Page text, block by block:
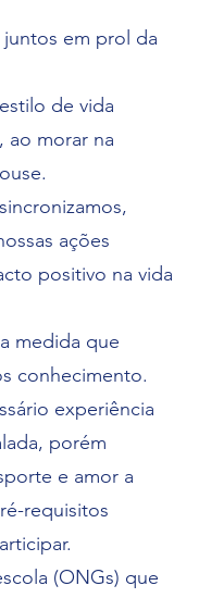
juntos em prol da
de vida
ao morar na
ações
positivo na vida
medida que
conhecimento.
experiência
porém
e amor a
requisitos
(ONGs) que